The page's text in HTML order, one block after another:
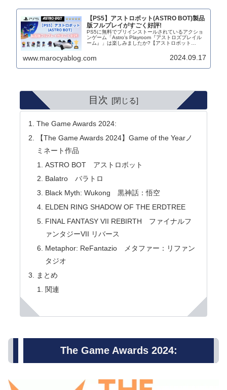
【PS5】アストロボット(ASTRO BOT)製品
版フルプレイがすごく好評!
PS5に無料でプリインストールされているアクショ
ンゲーム「Astro's Playroom『アストロズプレイル
ーム』」は楽しみましたか?【アストロボット
www.marocyablog.com 2024.09.17
目次
The Game Awards 2024:
【The Game Awards 2024】Game of the Yearノ
ミネート作品
ASTRO BOT アストロボット
Balatro バラトロ
Black Myth: Wukong 黒神話：悟空
ELDEN RING SHADOW OF THE ERDTREE
FINAL FANTASY VII REBIRTH ファイナルフ
ァンタジーVII リバース
Metaphor: ReFantazio メタファー：リファン
タジオ
まとめ
関連
The Game Awards 2024: